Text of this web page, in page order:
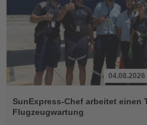
Sie
die
Nachrichten
04.08.2026
SunExpress-Chef arbeitet einen
Flugzeugwartung